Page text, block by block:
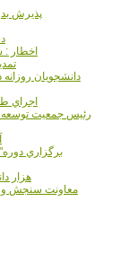
پذيرش
اخطار :
دانشجويان
اجراي طرح
رئيس جمعيت توسعه
برگزاري
40
معاونت سنجش و